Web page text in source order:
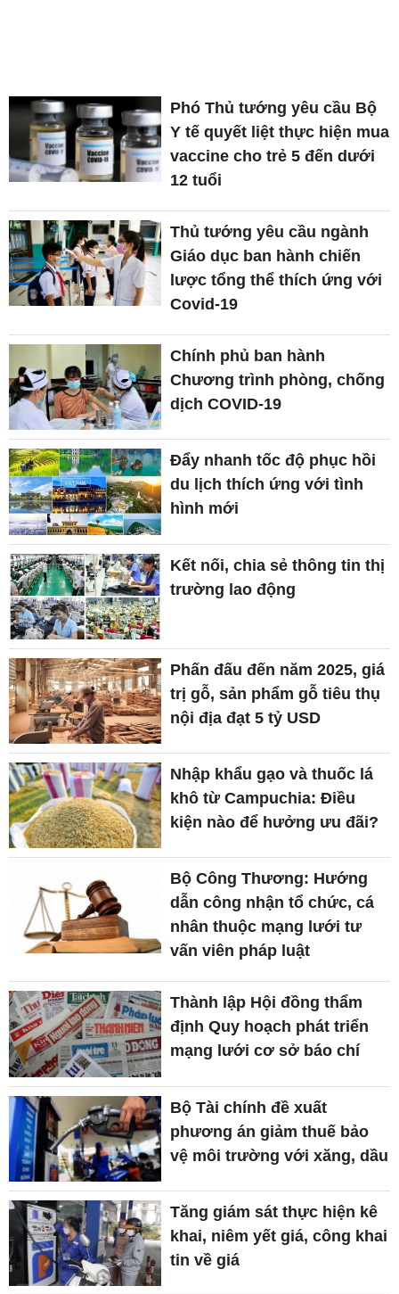
Phó Thủ tướng yêu cầu Bộ
Y tế quyết liệt thực hiện mua
vaccine cho trẻ 5 đến dưới
12 tuổi
Thủ tướng yêu cầu ngành
Giáo dục ban hành chiến
lược tổng thể thích ứng với
Covid-19
Chính phủ ban hành
Chương trình phòng, chống
dịch COVID-19
Đẩy nhanh tốc độ phục hồi
du lịch thích ứng với tình
hình mới
Kết nối, chia sẻ thông tin thị
trường lao động
Phấn đấu đến năm 2025, giá
trị gỗ, sản phẩm gỗ tiêu thụ
nội địa đạt 5 tỷ USD
Nhập khẩu gạo và thuốc lá
khô từ Campuchia: Điều
kiện nào để hưởng ưu đãi?
Bộ Công Thương: Hướng
dẫn công nhận tổ chức, cá
nhân thuộc mạng lưới tư
vấn viên pháp luật
Thành lập Hội đồng thẩm
định Quy hoạch phát triển
mạng lưới cơ sở báo chí
Bộ Tài chính đề xuất
phương án giảm thuế bảo
vệ môi trường với xăng, dầu
Tăng giám sát thực hiện kê
khai, niêm yết giá, công khai
tin về giá